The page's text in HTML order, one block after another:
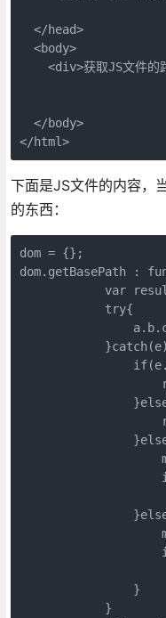
  </head>
  <body>
<div>获取JS文件的
  </body>
</html>
下面是JS文件的内容，
的东西：
dom = {};
dom.getBasePath :
var
            try{
                }
            }